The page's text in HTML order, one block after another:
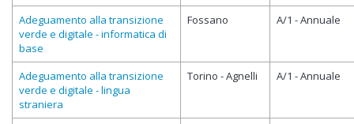
Adeguamento alla transizione
verde e digitale - informatica di
base
Fossano A/1 - Annuale
Adeguamento alla transizione
verde e digitale - lingua
straniera
Torino - Agnelli A/1 - Annuale